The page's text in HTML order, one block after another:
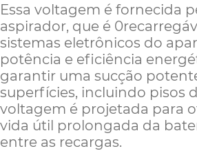
Essa voltagem é fornecida
aspirador, que é
sistemas eletrônicos do
potência e eficiência
garantir uma sucção
superfícies, incluindo pisos
voltagem é projetada para
vida útil prolongada da
entre as recargas.